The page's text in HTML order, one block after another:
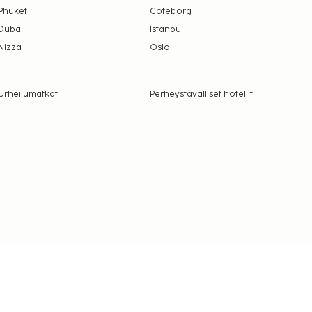
Phuket
Göteborg
Dubai
Istanbul
Nizza Oslo
Perheystävälliset hotellit